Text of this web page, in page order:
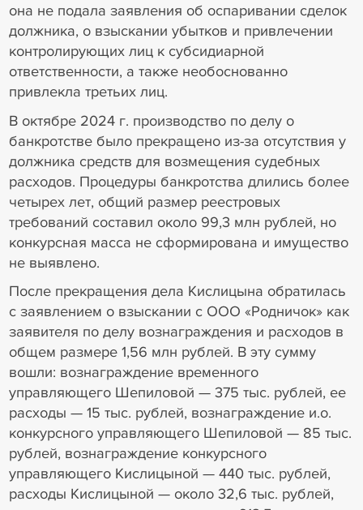
она не подала заявления об оспаривании сделок
должника, о взыскании убытков и привлечении
контролирующих лиц к субсидиарной
ответственности, а также необоснованно
привлекла третьих лиц.
В октябре 2024 г. производство по делу о
банкротстве было прекращено из-за отсутствия у
должника средств для возмещения судебных
расходов. Процедуры банкротства длились более
четырех лет, общий размер реестровых
требований составил около 99,3 млн рублей, но
конкурсная масса не сформирована и имущество
не выявлено.
После прекращения дела Кислицына обратилась
с заявлением о взыскании с ООО «Родничок» как
заявителя по делу вознаграждения и расходов в
общем размере 1,56 млн рублей. В эту сумму
вошли: вознаграждение временного
управляющего Шепиловой — 375 тыс. рублей, ее
расходы — 15 тыс. рублей, вознаграждение и.о.
конкурсного управляющего Шепиловой — 85 тыс.
рублей, вознаграждение конкурсного
управляющего Кислицыной — 440 тыс. рублей,
расходы Кислицыной — около 32,6 тыс. рублей,